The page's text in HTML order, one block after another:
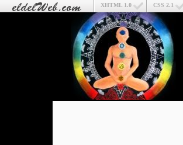
CSS 2.1
XHTML 1.0